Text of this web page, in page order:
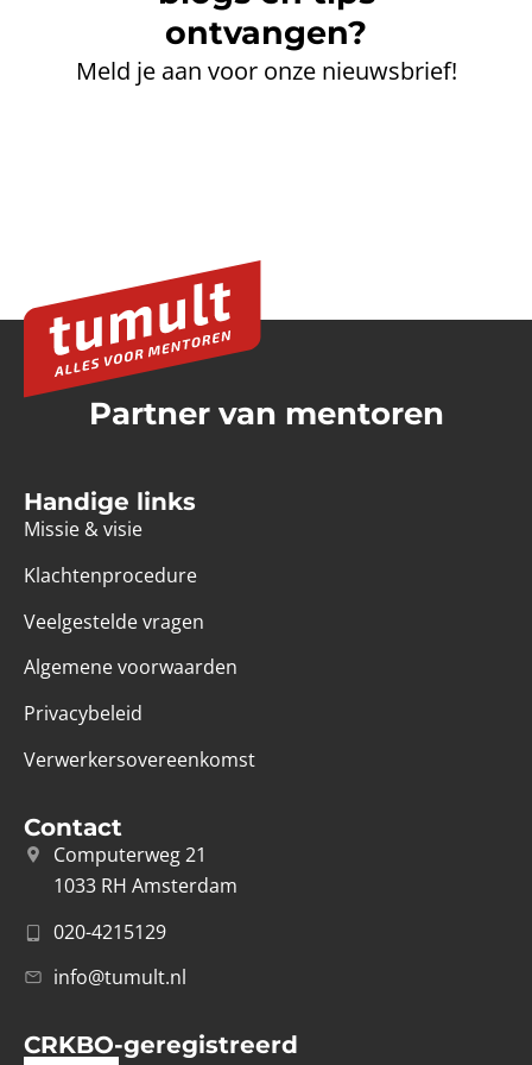
ontvangen?
Meld je aan voor onze nieuwsbrief!
Partner van mentoren
Handige links
Missie & visie
Klachtenprocedure
Veelgestelde vragen
Algemene voorwaarden
Privacybeleid
Verwerkersovereenkomst
Contact
Computerweg 21
1033 RH Amsterdam
020-4215129
info@tumult.nl
CRKBO-geregistreerd